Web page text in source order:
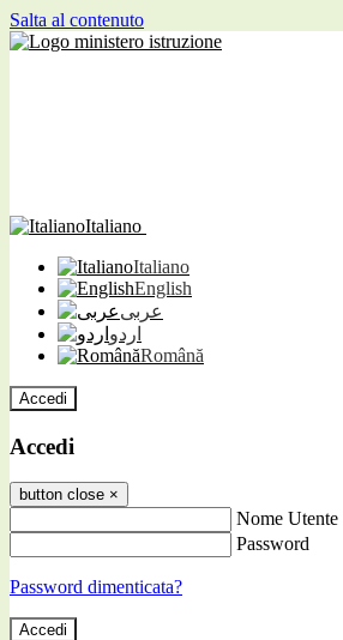
Salta al contenuto
Italiano
Italiano
English
عربى
اردو
Română
Accedi
Accedi
button close ×
Nome Utente
Password
Password dimenticata?